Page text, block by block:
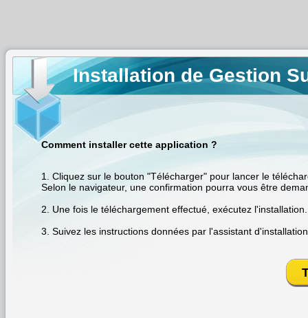
Installation de Gestion
Comment installer cette application ?
1. Cliquez sur le bouton "Télécharger" pour lancer le
Selon le navigateur, une confirmation pourra vous être
2. Une fois le téléchargement effectué, exécutez l'installation.
3. Suivez les instructions données par l'assistant